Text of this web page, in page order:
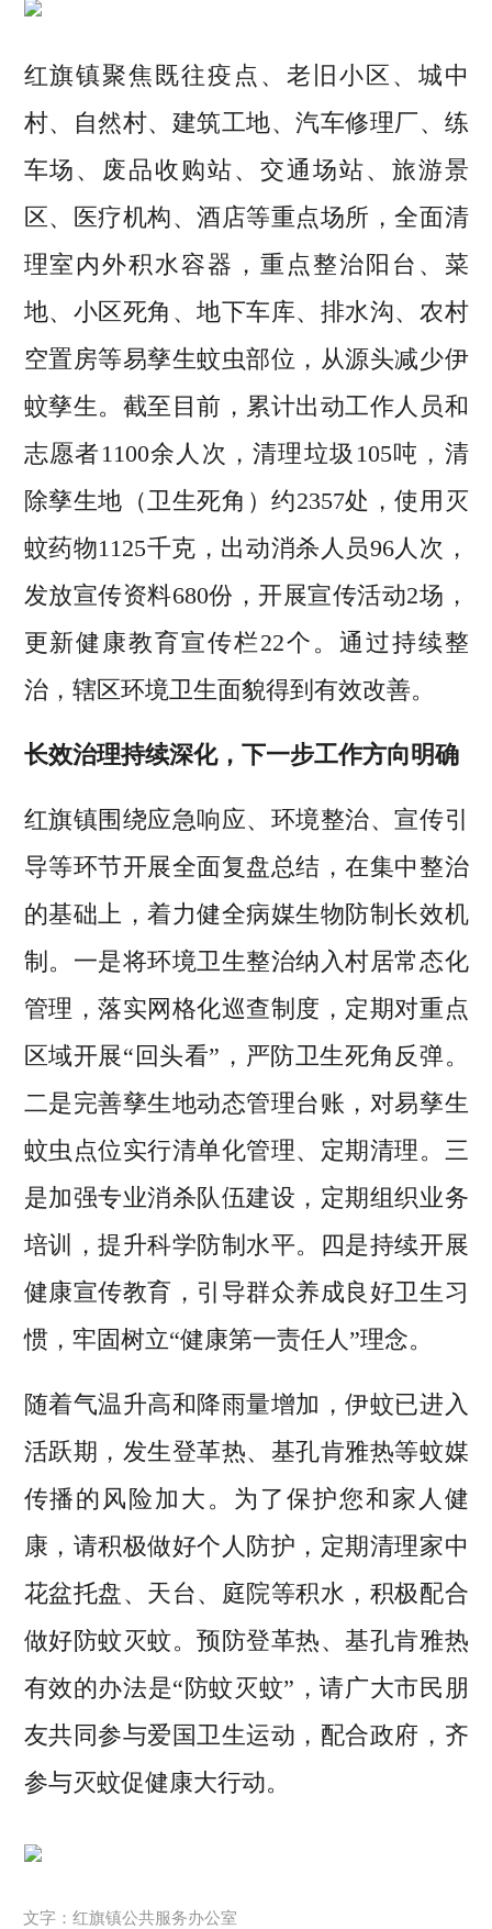
红旗镇聚焦既往疫点、老旧小区、城中
村、自然村、建筑工地、汽车修理厂、练
车场、废品收购站、交通场站、旅游景
区、医疗机构、酒店等重点场所，全面清
理室内外积水容器，重点整治阳台、菜
地、小区死角、地下车库、排水沟、农村
空置房等易孳生蚊虫部位，从源头减少伊
蚊孳生。截至目前，累计出动工作人员和
志愿者1100余人次，清理垃圾105吨，清
除孳生地（卫生死角）约2357处，使用灭
蚊药物1125千克，出动消杀人员96人次，
发放宣传资料680份，开展宣传活动2场，
更新健康教育宣传栏22个。通过持续整
治，辖区环境卫生面貌得到有效改善。
长效治理持续深化，下一步工作方向明确
红旗镇围绕应急响应、环境整治、宣传引
导等环节开展全面复盘总结，在集中整治
的基础上，着力健全病媒生物防制长效机
制。一是将环境卫生整治纳入村居常态化
管理，落实网格化巡查制度，定期对重点
区域开展“回头看”，严防卫生死角反弹。
二是完善孳生地动态管理台账，对易孳生
蚊虫点位实行清单化管理、定期清理。三
是加强专业消杀队伍建设，定期组织业务
培训，提升科学防制水平。四是持续开展
健康宣传教育，引导群众养成良好卫生习
惯，牢固树立“健康第一责任人”理念。
随着气温升高和降雨量增加，伊蚊已进入
活跃期，发生登革热、基孔肯雅热等蚊媒
传播的风险加大。为了保护您和家人健
康，请积极做好个人防护，定期清理家中
花盆托盘、天台、庭院等积水，积极配合
做好防蚊灭蚊。预防登革热、基孔肯雅热
有效的办法是“防蚊灭蚊”，请广大市民朋
友共同参与爱国卫生运动，配合政府，齐
参与灭蚊促健康大行动。
文字：红旗镇公共服务办公室